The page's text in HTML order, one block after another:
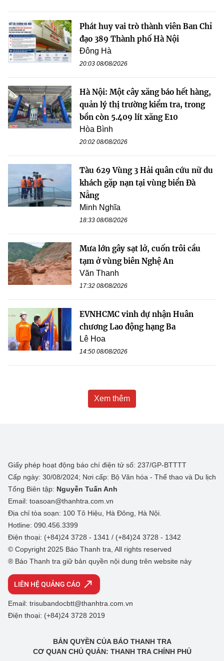
Phát huy vai trò thành viên Ban Chỉ
đạo 389 Thành phố Hà Nội
Đông Hà
20:03 08/08/2026
Hà Nội: Một cây xăng báo hết hàng,
quản lý thị trường kiểm tra, trong
bồn còn 5.409 lít xăng E10
Hòa Bình
20:02 08/08/2026
Tàu 629 Vùng 3 Hải quân cứu nữ du
khách gặp nạn tại vùng biển Đà
Nẵng
Minh Nghĩa
18:33 08/08/2026
Mưa lớn gây sạt lở, cuốn trôi cầu
tạm ở vùng biên Nghệ An
Văn Thanh
17:32 08/08/2026
EVNHCMC vinh dự nhận Huân
chương Lao động hạng Ba
Lê Hoa
14:50 08/08/2026
Xem thêm
Giấy phép hoạt động báo chí điện tử số: 237/GP-BTTTT
Cấp ngày: 30/08/2024; Nơi cấp: Bộ Văn hóa - Thể thao và Du lịch
Tổng Biên tập: Nguyễn Tuấn Anh
Email: toasoan@thanhtra.com.vn
Địa chỉ tòa soạn: 100 Tô Hiệu, Hà Đông, Hà Nội.
Hotline: 090.456.3399
Điện thoại: (+84)24 3728 - 1341 / (+84)24 3728 - 1342
© Copyright 2025 Báo Thanh tra, All rights reserved
® Báo Thanh tra giữ bản quyền nội dung trên website này
LIÊN HỆ QUẢNG CÁO
Email: trisubandocbtt@thanhtra.com.vn
Điện thoại: (+84)24 3728 2019
BẢN QUYỀN CỦA BÁO THANH TRA
CƠ QUAN CHỦ QUẢN: THANH TRA CHÍNH PHỦ